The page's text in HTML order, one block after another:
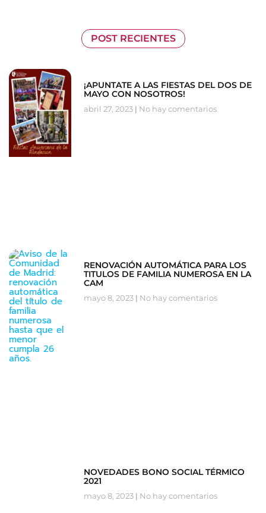
POST RECIENTES
¡APUNTATE A LAS FIESTAS DEL DOS DE
MAYO CON NOSOTROS!
abril 27, 2023 No hay comentarios
RENOVACIÓN AUTOMÁTICA PARA LOS
TITULOS DE FAMILIA NUMEROSA EN LA
CAM
mayo 8, 2023 No hay comentarios
NOVEDADES BONO SOCIAL TÉRMICO
2021
mayo 8, 2023 No hay comentarios